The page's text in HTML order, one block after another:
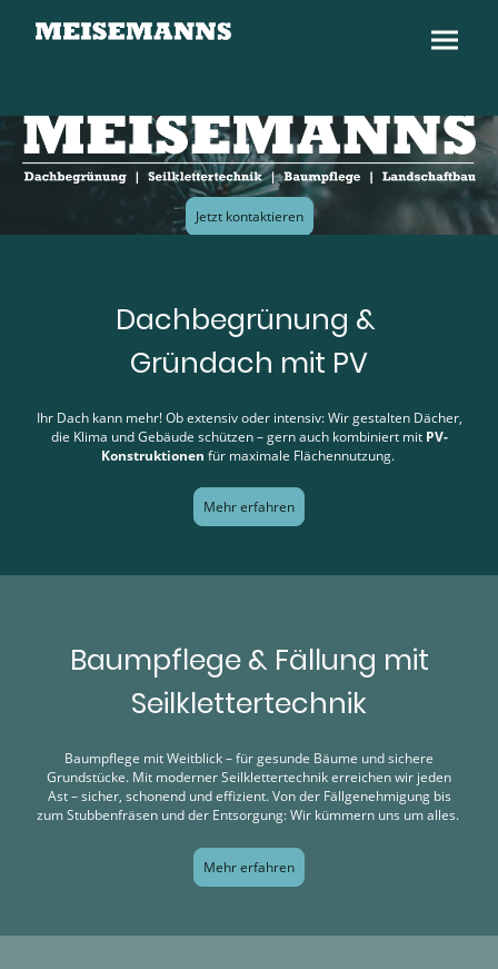
Jetzt kontaktieren
Dachbegrünung &
Gründach mit PV
Ihr Dach kann mehr! Ob extensiv oder intensiv: Wir gestalten Dächer,
die Klima und Gebäude schützen – gern auch kombiniert mit PV-
Konstruktionen für maximale Flächennutzung.
Mehr erfahren
Baumpflege & Fällung mit
Seilklettertechnik
Baumpflege mit Weitblick – für gesunde Bäume und sichere
Grundstücke. Mit moderner Seilklettertechnik erreichen wir jeden
Ast – sicher, schonend und effizient. Von der Fällgenehmigung bis
zum Stubbenfräsen und der Entsorgung: Wir kümmern uns um alles.
Mehr erfahren